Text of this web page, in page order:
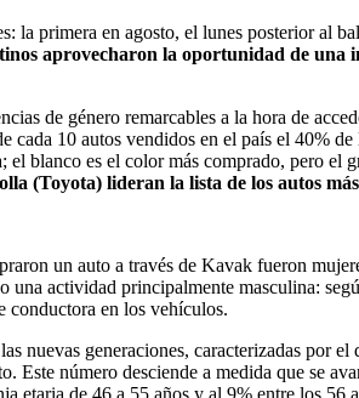
la primera en agosto, el lunes posterior al
aprovecharon la oportunidad de
de género remarcables a la hora de
cada 10 autos vendidos en el país el 40%
blanco es el color más comprado, pero el
(Toyota) lideran la lista de los autos más
un auto a través de Kavak fueron
actividad principalmente masculina:
conductora en los vehículos.
nuevas generaciones, caracterizadas
Este número desciende a medida que se
etaria de 46 a 55 años y al 9% entre los 56